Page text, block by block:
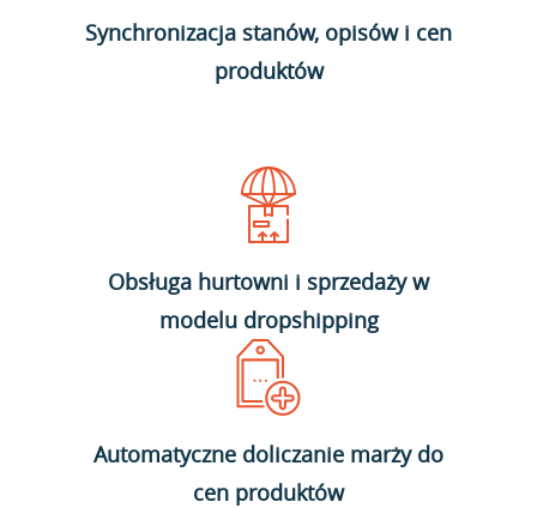
Synchronizacja stanów, opisów i cen
produktów
Obsługa hurtowni i sprzedaży w
modelu dropshipping
Automatyczne doliczanie marży do
cen produktów